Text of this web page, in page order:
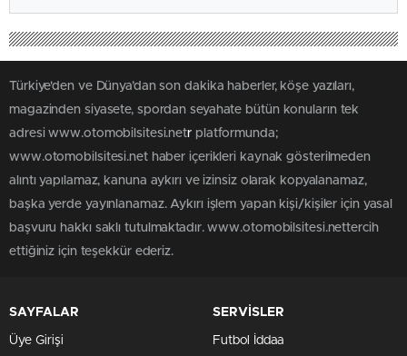
Türkiye'den ve Dünya’dan son dakika haberler, köşe yazıları,
magazinden siyasete, spordan seyahate bütün konuların tek
adresi www.otomobilsitesi.netr platformunda;
www.otomobilsitesi.net haber içerikleri kaynak gösterilmeden
alıntı yapılamaz, kanuna aykırı ve izinsiz olarak kopyalanamaz,
başka yerde yayınlanamaz. Aykırı işlem yapan kişi/kişiler için yasal
başvuru hakkı saklı tutulmaktadır. www.otomobilsitesi.nettercih
ettiğiniz için teşekkür ederiz.
SAYFALAR
Üye Girişi
SERVİSLER
Futbol İddaa